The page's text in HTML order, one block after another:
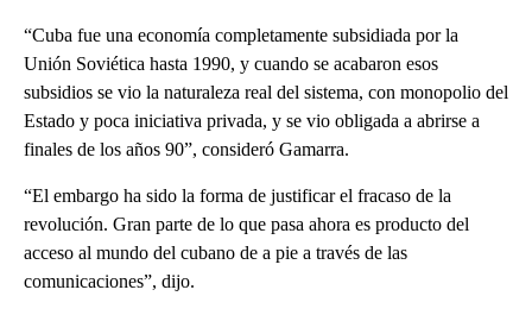
“Cuba fue una economía completamente subsidiada por la
Unión Soviética hasta 1990, y cuando se acabaron esos
subsidios se vio la naturaleza real del sistema, con monopolio del
Estado y poca iniciativa privada, y se vio obligada a abrirse a
finales de los años 90”, consideró Gamarra.
“El embargo ha sido la forma de justificar el fracaso de la
revolución. Gran parte de lo que pasa ahora es producto del
acceso al mundo del cubano de a pie a través de las
comunicaciones”, dijo.